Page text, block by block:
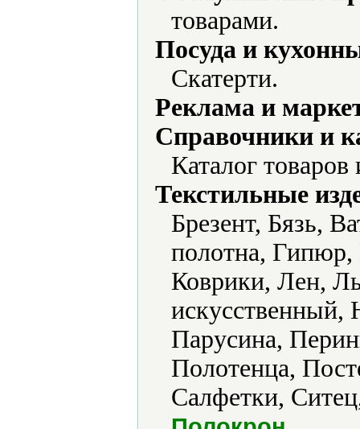
товарами.
Посуда и
Скатерти.
Реклама и
Справочники и
Каталог
Текстильные
Брезент, Бязь,
полотна, Гипюр,
Коврики, Лен,
искусственный,
Парусина,
Полотенца,
Салфетки,